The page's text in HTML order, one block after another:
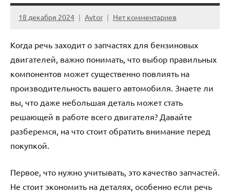
18 декабря 2024 Avtor Нет комментариев
Когда речь заходит о запчастях для бензиновых
двигателей, важно понимать, что выбор правильных
компонентов может существенно повлиять на
производительность вашего автомобиля. Знаете ли
вы, что даже небольшая деталь может стать
решающей в работе всего двигателя? Давайте
разберемся, на что стоит обратить внимание перед
покупкой.
Первое, что нужно учитывать, это качество запчастей.
Не стоит экономить на деталях, особенно если речь